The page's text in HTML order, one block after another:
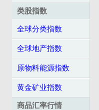
类股指数
全球分类指数
全球地产指数
原物料能源指数
黄金矿业指数
商品汇率行情